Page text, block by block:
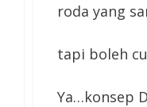
roda yang
tapi boleh
Ya…konsep